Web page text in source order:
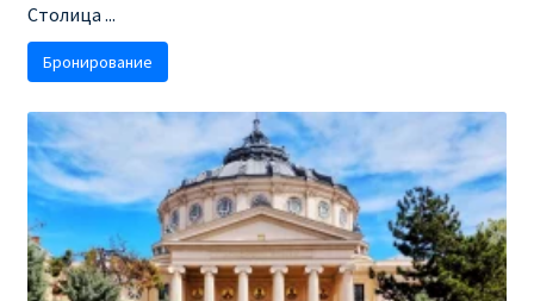
Столица ...
Бронирование